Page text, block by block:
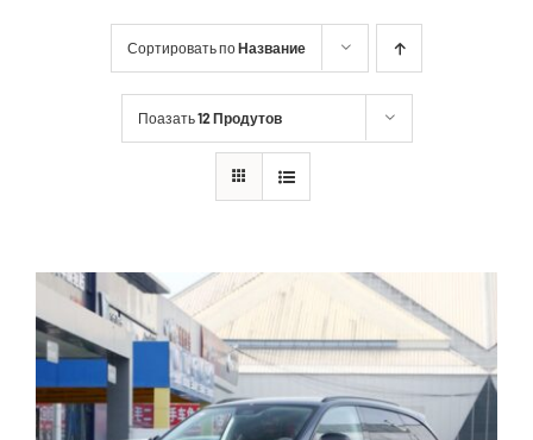
Сортировать поНазвание
Поазать12 Продутов